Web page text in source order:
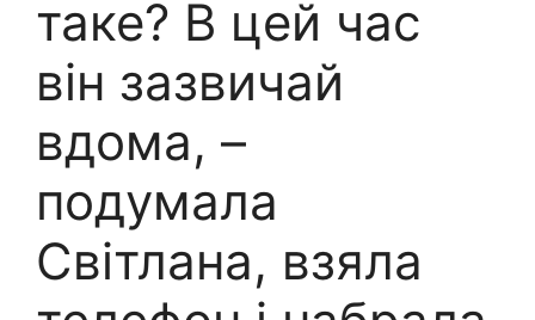
таке? В цей час
він зазвичай
вдома, –
подумала
Світлана, взяла